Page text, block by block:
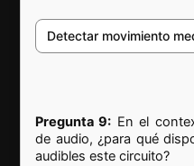
Detectar movimiento
Pregunta 9: En el
de audio, ¿para qué
audibles este circuito?